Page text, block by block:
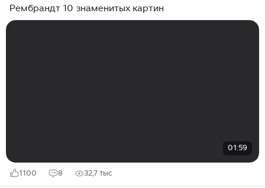
Рембрандт 10 знаменитых картин
01:59
1100 8 32,7 тыс